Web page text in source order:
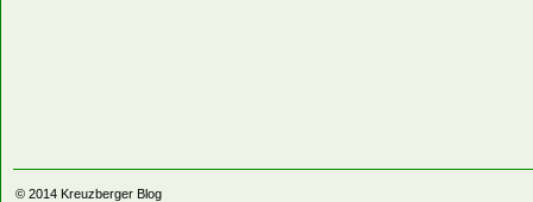
© 2014 Kreuzberger Blog